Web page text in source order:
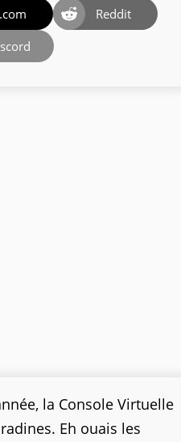
Reddit
la Console Virtuelle
Eh ouais les